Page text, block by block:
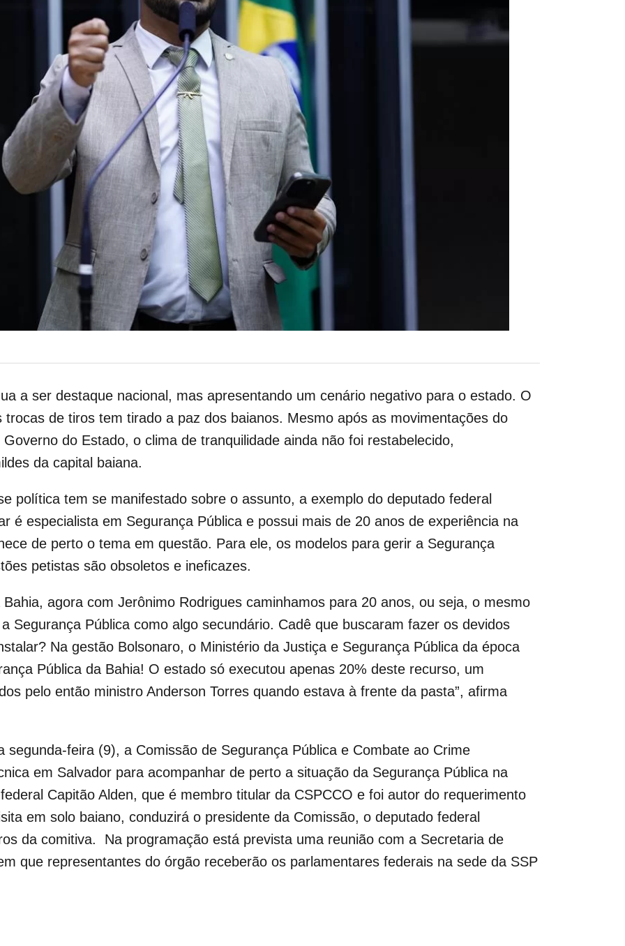
a ser destaque nacional, mas apresentando um cenário negativo para o estado. O
de tiros tem tirado a paz dos baianos. Mesmo após as movimentações do
do Estado, o clima de tranquilidade ainda não foi restabelecido,
da capital baiana.
política tem se manifestado sobre o assunto, a exemplo do deputado federal
é especialista em Segurança Pública e possui mais de 20 anos de experiência na
de perto o tema em questão. Para ele, os modelos para gerir a Segurança
petistas são obsoletos e ineficazes.
agora com Jerônimo Rodrigues caminhamos para 20 anos, ou seja, o mesmo
Segurança Pública como algo secundário. Cadê que buscaram fazer os devidos
Na gestão Bolsonaro, o Ministério da Justiça e Segurança Pública da época
Pública da Bahia! O estado só executou apenas 20% deste recurso, um
pelo então ministro Anderson Torres quando estava à frente da pasta”, afirma
feira (9), a Comissão de Segurança Pública e Combate ao Crime
em Salvador para acompanhar de perto a situação da Segurança Pública na
Capitão Alden, que é membro titular da CSPCCO e foi autor do requerimento
em solo baiano, conduzirá o presidente da Comissão, o deputado federal
da comitiva. Na programação está prevista uma reunião com a Secretaria de
que representantes do órgão receberão os parlamentares federais na sede da SSP